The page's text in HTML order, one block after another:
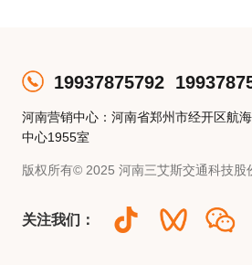
19937875792
河南营销中心：河南省郑州市经开区航
中心1955室
版权所有© 2025 河南三艾斯交通科技股
关注我们：